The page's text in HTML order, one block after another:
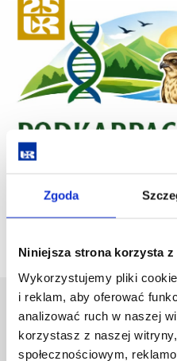
Zgoda
Niniejsza strona korzysta
Wykorzystujemy pliki
i reklam, aby oferować
analizować ruch w naszej
korzystasz z naszej
społecznościowym,
Uniwersytet
Al. Tadeusza
35-959 Rzeszów